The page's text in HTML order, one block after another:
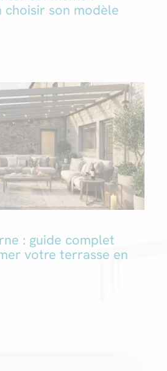
choisir son modèle
: guide complet
votre terrasse en